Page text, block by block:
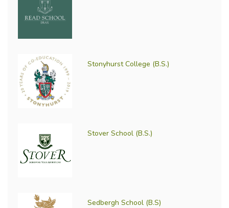
Stonyhurst College (B.S.)
Stover School (B.S.)
Sedbergh School (B.S)